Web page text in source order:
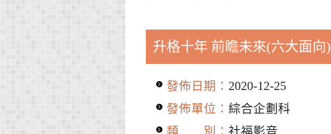
升格十年 前瞻未來(六大面向)
發佈日期： 2020-12-25
發佈單位： 綜合企劃科
類 別： 社福影音